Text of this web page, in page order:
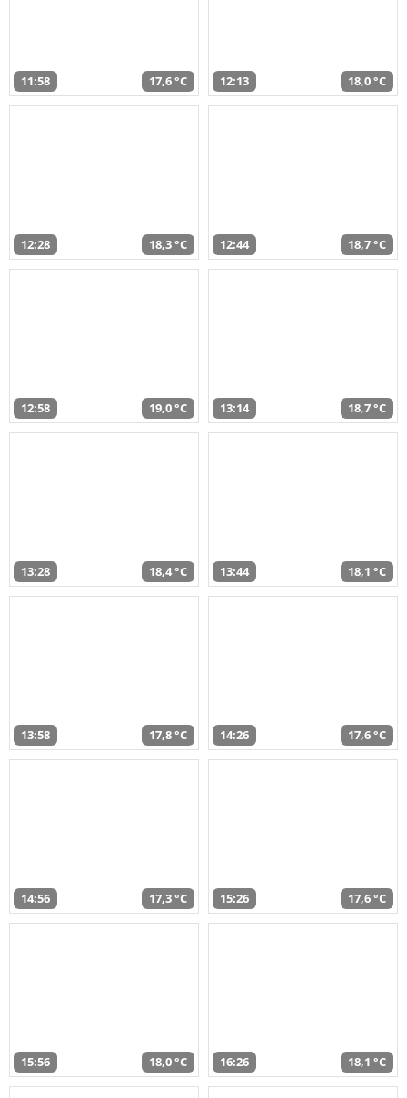
11:58 17,6 °C 12:13 18,0 °C
12:28 18,3 °C 12:44 18,7 °C
12:58 19,0 °C 13:14 18,7 °C
13:28 18,4 °C 13:44 18,1 °C
13:58 17,8 °C 14:26 17,6 °C
14:56 17,3 °C 15:26 17,6 °C
15:56 18,0 °C 16:26 18,1 °C